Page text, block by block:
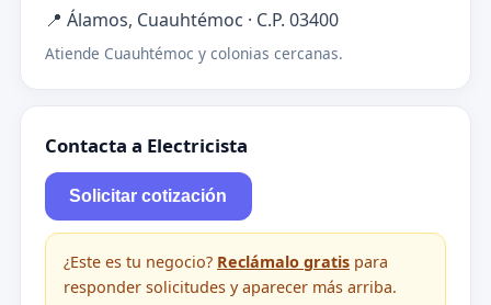
📍 Álamos, Cuauhtémoc · C.P. 03400
Atiende Cuauhtémoc y colonias cercanas.
Contacta a Electricista
Solicitar cotización
¿Este es tu negocio? Reclámalo gratispara
responder solicitudes y aparecer más arriba.